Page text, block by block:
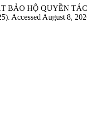
BẢO HỘ QUYỀN
Accessed August 8,